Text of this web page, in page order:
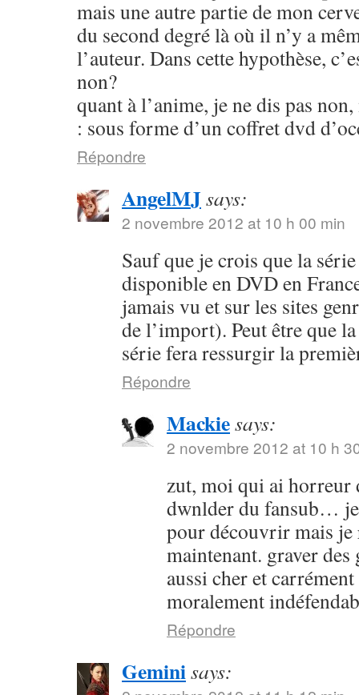
mais une autre partie de mon
du second degré là où il n’y a
l’auteur. Dans cette hypothèse,
non?
quant à l’anime, je ne dis pas
: sous forme d’un coffret dvd
Répondre
AngelMJsays:
2 novembre 2012 at 10 h 00 min
Sauf que je crois que la
disponible en DVD en
jamais vu et sur les sites
de l’import). Peut être que
série fera ressurgir la
Répondre
Mackiesays:
2 novembre 2012 at 10 h
zut, moi qui ai horreur
dwnlder du fansub…
pour découvrir mais je
maintenant. graver des
aussi cher et
moralement
Répondre
Geminisays: